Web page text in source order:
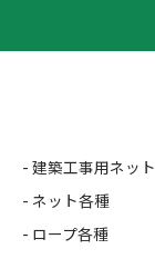
- 建築工事用ネット
- ネット各種
- ロープ各種